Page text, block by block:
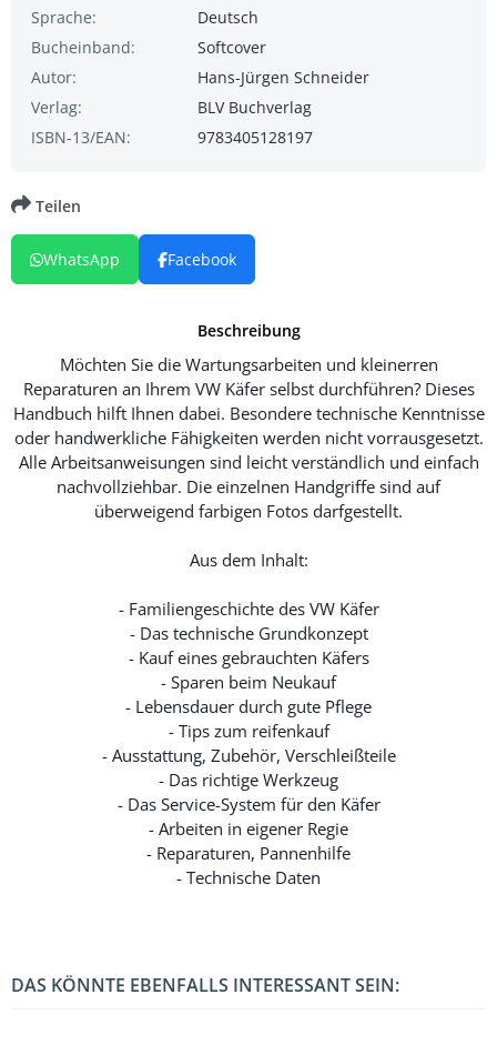
Sprache:
Deutsch
Bucheinband:
Softcover
Autor:
Hans-Jürgen Schneider
Verlag:
BLV Buchverlag
ISBN-13/EAN:
9783405128197
Beschreibung
Möchten Sie die Wartungsarbeiten und kleinerren
Reparaturen an Ihrem VW Käfer selbst durchführen? Dieses
Handbuch hilft Ihnen dabei. Besondere technische Kenntnisse
oder handwerkliche Fähigkeiten werden nicht vorrausgesetzt.
Alle Arbeitsanweisungen sind leicht verständlich und einfach
nachvollziehbar. Die einzelnen Handgriffe sind auf
überweigend farbigen Fotos darfgestellt.
Aus dem Inhalt:
- Familiengeschichte des VW Käfer
- Das technische Grundkonzept
- Kauf eines gebrauchten Käfers
- Sparen beim Neukauf
- Lebensdauer durch gute Pflege
- Tips zum reifenkauf
- Ausstattung, Zubehör, Verschleißteile
- Das richtige Werkzeug
- Das Service-System für den Käfer
- Arbeiten in eigener Regie
- Reparaturen, Pannenhilfe
- Technische Daten
Teilen
WhatsApp Facebook
DAS KÖNNTE EBENFALLS INTERESSANT SEIN: